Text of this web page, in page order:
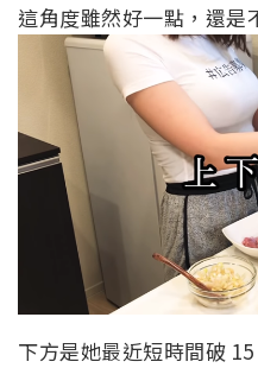
這角度雖然好一點，還是
下方是她最近短時間破